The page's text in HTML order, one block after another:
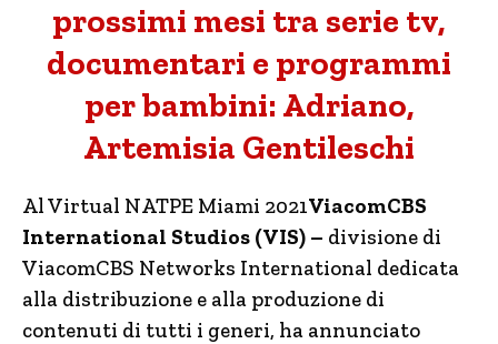
prossimi mesi tra serie tv,
documentari e programmi
per bambini: Adriano,
Artemisia Gentileschi
Al Virtual NATPE Miami 2021ViacomCBS
International Studios (VIS) – divisione di
ViacomCBS Networks International dedicata
alla distribuzione e alla produzione di
contenuti di tutti i generi, ha annunciato